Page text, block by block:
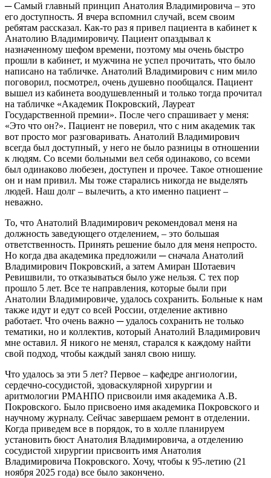
─ Самый главный принцип Анатолия Владимировича – это
его доступность. Я вчера вспомнил случай, всем своим
ребятам рассказал. Как-то раз я привел пациента в кабинет к
Анатолию Владимировичу. Пациент опаздывал к
назначенному шефом времени, поэтому мы очень быстро
прошли в кабинет, и мужчина не успел прочитать, что было
написано на табличке. Анатолий Владимирович с ним мило
поговорил, посмотрел, очень душевно пообщался. Пациент
вышел из кабинета воодушевленный и только тогда прочитал
на табличке «Академик Покровский, Лауреат
Государственной премии». После чего спрашивает у меня:
«Это что он?». Пациент не поверил, что с ним академик так
вот просто мог разговаривать. Анатолий Владимирович
всегда был доступный, у него не было разницы в отношении
к людям. Со всеми больными вел себя одинаково, со всеми
был одинаково любезен, доступен и прочее. Такое отношение
он и нам привил. Мы тоже старались никогда не выделять
людей. Наш долг – вылечить, а кто именно пациент –
неважно.
То, что Анатолий Владимирович рекомендовал меня на
должность заведующего отделением, – это большая
ответственность. Принять решение было для меня непросто.
Но когда два академика предложили ─ сначала Анатолий
Владимирович Покровский, а затем Амиран Шотаевич
Ревишвили, то отказываться было уже нельзя. С тех пор
прошло 5 лет. Все те направления, которые были при
Анатолии Владимировиче, удалось сохранить. Больные к нам
также идут и едут со всей России, отделение активно
работает. Что очень важно ─ удалось сохранить не только
тематики, но и коллектив, который Анатолий Владимирович
мне оставил. Я никого не менял, старался к каждому найти
свой подход, чтобы каждый занял свою нишу.
Что удалось за эти 5 лет? Первое – кафедре ангиологии,
сердечно-сосудистой, эдоваскулярной хирургии и
аритмологии РМАНПО присвоили имя академика А.В.
Покровского. Было присвоено имя академика Покровского и
научному журналу. Сейчас завершаем ремонт в отделении.
Когда приведем все в порядок, то в холле планируем
установить бюст Анатолия Владимировича, а отделению
сосудистой хирургии присвоить имя Анатолия
Владимировича Покровского. Хочу, чтобы к 95-летию (21
ноября 2025 года) все было закончено.